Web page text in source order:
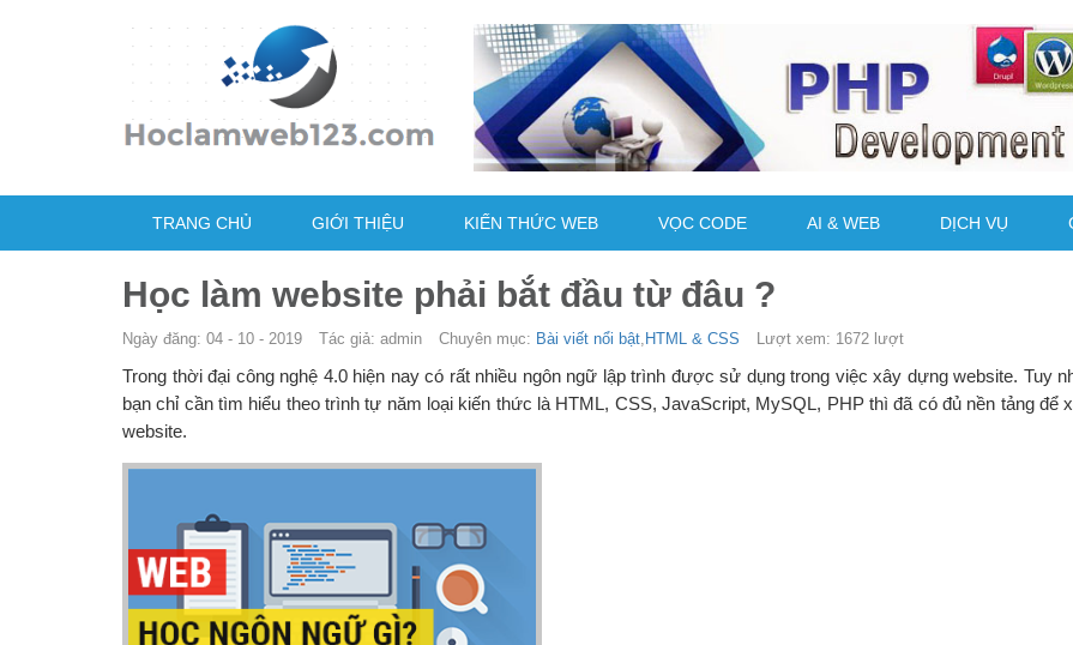
TRANG CHỦ GIỚI THIỆU KIẾN THỨC WEB VỌC CODE AI & WEB DỊCH VỤ
Học làm website phải bắt đầu từ đâu ?
Ngày đăng: 04 - 10 - 2019 Tác giả: admin Chuyên mục: Bài viết nổi bật, HTML & CSS Lượt xem: 1672 lượt
Trong thời đại công nghệ 4.0 hiện nay có rất nhiều ngôn ngữ lập trình được sử dụng trong việc xây dựng website. Tuy
bạn chỉ cần tìm hiểu theo trình tự năm loại kiến thức là HTML, CSS, JavaScript, MySQL, PHP thì đã có đủ nền tảng để
website.